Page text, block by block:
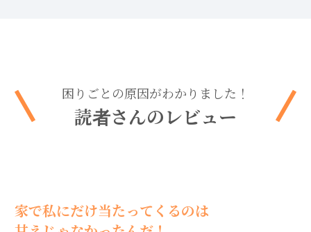
困りごとの原因がわかりました！
読者さんのレビュー
家で私にだけ当たってくるのは